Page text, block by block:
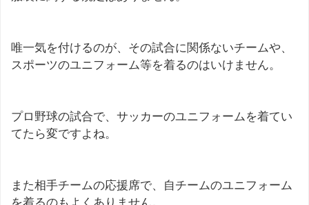
唯一気を付けるのが、その試合に関係ないチームや、
スポーツのユニフォーム等を着るのはいけません。
プロ野球の試合で、サッカーのユニフォームを着てい
てたら変ですよね。
また相手チームの応援席で、自チームのユニフォーム